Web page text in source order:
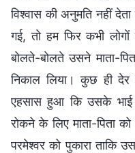
विश्वास की अनुमति नहीं
गई, तो हम फिर कभी
बोलते-बोलते उसने माता-
निकाल लिया। कुछ ही
एहसास हुआ कि उसके
रोकने के लिए माता-पिता
परमेश्वर को पुकारा ताकि